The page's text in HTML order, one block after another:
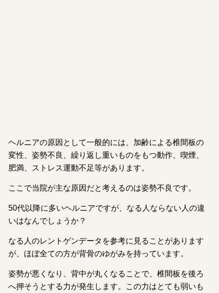
ヘルニアの原因として一般的には、加齢による椎間板の
変性、姿勢不良、繰り返し重いものをもつ動作、喫煙、
肥満、ストレス運動不足等があります。
ここで当院が主な原因だと考えるのは姿勢不良です。
50代以降に多いヘルニアですが、なる人ならない人の違
いはなんでしょうか？
なる人のレントゲンデータを参考に見ることがあります
が、ほぼ全ての方が背骨のゆがみを持っています。
姿勢が悪くなり、背中が丸くなることで、椎間板を後ろ
へ押そうとする力が発生します。この力はとても弱いも